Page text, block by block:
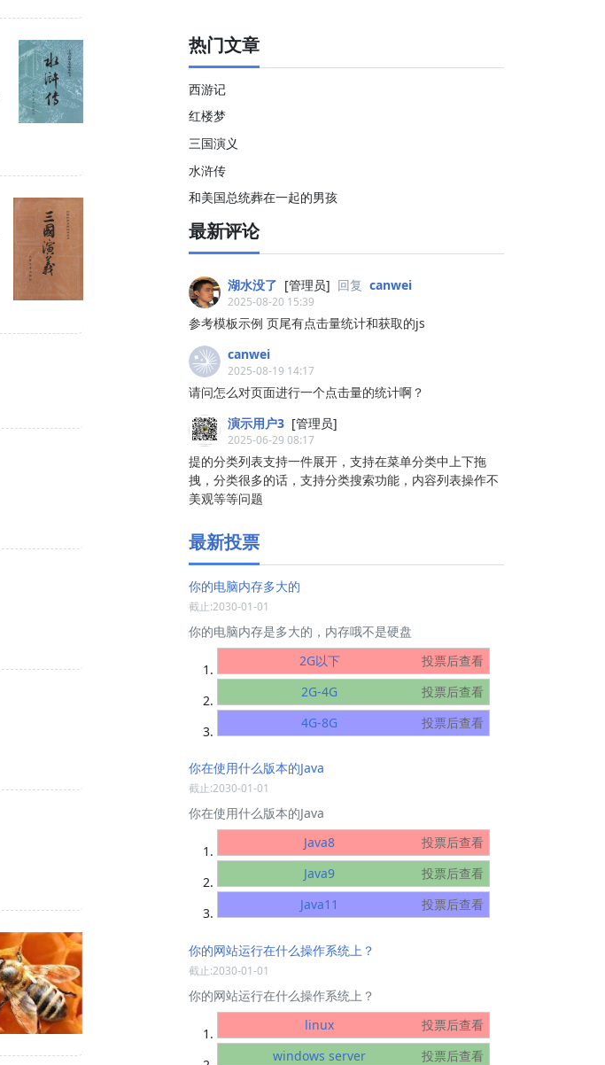
热门文章
西游记
红楼梦
三国演义
水浒传
和美国总统葬在一起的男孩
最新评论
湖水没了 [管理员] 回复 canwei
2025-08-20 15:39
参考模板示例 页尾有点击量统计和获取的js
canwei
2025-08-19 14:17
请问怎么对页面进行一个点击量的统计啊？
演示用户3 [管理员]
2025-06-29 08:17
提的分类列表支持一件展开，支持在菜单分类中上下拖
拽，分类很多的话，支持分类搜索功能，内容列表操作不
美观等等问题
最新投票
你的电脑内存多大的
截止:2030-01-01
你的电脑内存是多大的，内存哦不是硬盘
2G以下
投票后查看
2G-4G
投票后查看
4G-8G
投票后查看
你在使用什么版本的Java
截止:2030-01-01
你在使用什么版本的Java
Java8
投票后查看
Java9
投票后查看
Java11
投票后查看
你的网站运行在什么操作系统上？
截止:2030-01-01
你的网站运行在什么操作系统上？
linux
投票后查看
windows server
投票后查看